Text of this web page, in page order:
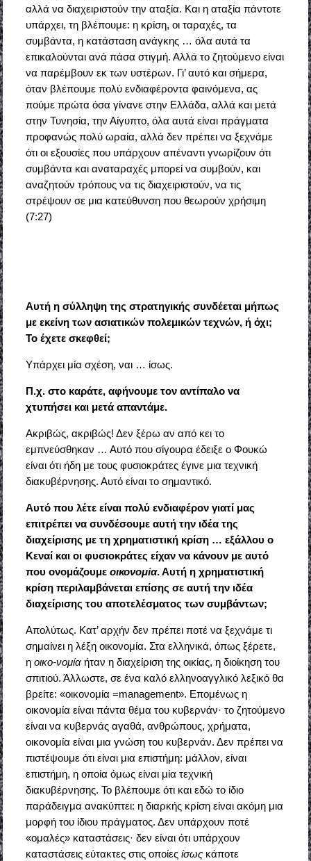
αλλά να διαχειριστούν την αταξία. Και η αταξία πάντοτε
υπάρχει, τη βλέπουμε: η κρίση, οι ταραχές, τα
συμβάντα, η κατάσταση ανάγκης … όλα αυτά τα
επικαλούνται ανά πάσα στιγμή. Αλλά το ζητούμενο είναι
να παρέμβουν εκ των υστέρων. Γι’ αυτό και σήμερα,
όταν βλέπουμε πολύ ενδιαφέροντα φαινόμενα, ας
πούμε πρώτα όσα γίνανε στην Ελλάδα, αλλά και μετά
στην Τυνησία, την Αίγυπτο, όλα αυτά είναι πράγματα
προφανώς πολύ ωραία, αλλά δεν πρέπει να ξεχνάμε
ότι οι εξουσίες που υπάρχουν απέναντι γνωρίζουν ότι
συμβάντα και αναταραχές μπορεί να συμβούν, και
αναζητούν τρόπους να τις διαχειριστούν, να τις
στρέψουν σε μια κατεύθυνση που θεωρούν χρήσιμη
(7:27)
Αυτή η σύλληψη της στρατηγικής συνδέεται μήπως
με εκείνη των ασιατικών πολεμικών τεχνών, ή όχι;
Το έχετε σκεφθεί;
Υπάρχει μία σχέση, ναι … ίσως.
Π.χ. στο καράτε, αφήνουμε τον αντίπαλο να
χτυπήσει και μετά απαντάμε.
Ακριβώς, ακριβώς! Δεν ξέρω αν από κει το
εμπνεύσθηκαν … Αυτό που σίγουρα έδειξε ο Φουκώ
είναι ότι ήδη με τους φυσιοκράτες έγινε μια τεχνική
διακυβέρνησης. Αυτό είναι το σημαντικό.
Αυτό που λέτε είναι πολύ ενδιαφέρον γιατί μας
επιτρέπει να συνδέσουμε αυτή την ιδέα της
διαχείρισης με τη χρηματιστική κρίση … εξάλλου ο
Κεναί και οι φυσιοκράτες είχαν να κάνουν με αυτό
που ονομάζουμε οικονομία. Αυτή η χρηματιστική
κρίση περιλαμβάνεται επίσης σε αυτή την ιδέα
διαχείρισης του αποτελέσματος των συμβάντων;
Απολύτως. Κατ’ αρχήν δεν πρέπει ποτέ να ξεχνάμε τι
σημαίνει η λέξη οικονομία. Στα ελληνικά, όπως ξέρετε,
η οικο-νομίαήταν η διαχείριση της οικίας, η διοίκηση του
σπιτιού. Άλλωστε, σε ένα καλό ελληνοαγγλικό λεξικό θα
βρείτε: «οικονομία =management». Επομένως η
οικονομία είναι πάντα θέμα του κυβερνάν· το ζητούμενο
είναι να κυβερνάς αγαθά, ανθρώπους, χρήματα,
οικονομία είναι μια γνώση του κυβερνάν. Δεν πρέπει να
πιστέψουμε ότι είναι μια επιστήμη: μάλλον, είναι
επιστήμη, η οποία όμως είναι μία τεχνική
διακυβέρνησης. Το βλέπουμε ότι και εδώ το ίδιο
παράδειγμα ανακύπτει: η διαρκής κρίση είναι ακόμη μια
μορφή του ίδιου πράγματος. Δεν υπάρχουν ποτέ
«ομαλές» καταστάσεις· δεν είναι ότι υπάρχουν
καταστάσεις εύτακτες στις οποίες ίσωςκάποτε